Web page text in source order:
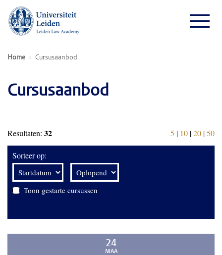
Home Cursusaanbod
Cursusaanbod
Resultaten: 32 5 | 10 |20 |50
Sorteer op:
Toon gestarte cursussen
24
MAA